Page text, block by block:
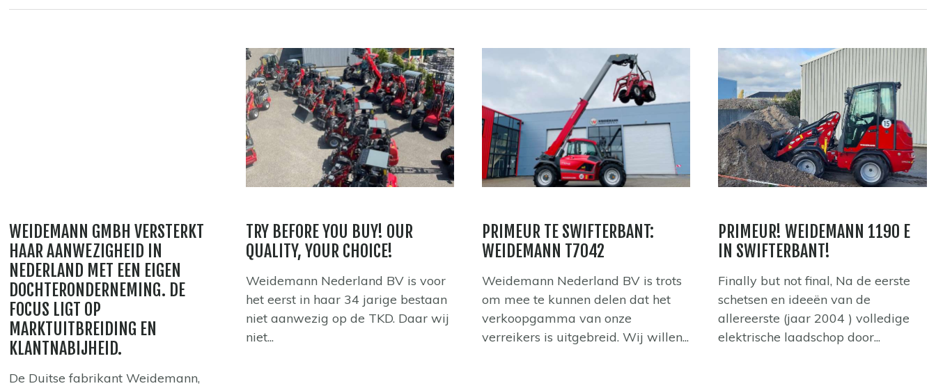
WEIDEMANN GMBH VERSTERKT
HAAR AANWEZIGHEID IN
NEDERLAND MET EEN EIGEN
DOCHTERONDERNEMING. DE
FOCUS LIGT OP
MARKTUITBREIDING EN
KLANTNABIJHEID.
De Duitse fabrikant Weidemann,
TRY BEFORE YOU BUY! OUR
QUALITY, YOUR CHOICE!
Weidemann Nederland BV is voor
het eerst in haar 34 jarige bestaan
niet aanwezig op de TKD. Daar wij
niet...
PRIMEUR TE SWIFTERBANT:
WEIDEMANN T7042
Weidemann Nederland BV is trots
om mee te kunnen delen dat het
verkoopgamma van onze
verreikers is uitgebreid. Wij willen...
PRIMEUR! WEIDEMANN 1190 E
IN SWIFTERBANT!
Finally but not final, Na de eerste
schetsen en ideeën van de
allereerste (jaar 2004 ) volledige
elektrische laadschop door...